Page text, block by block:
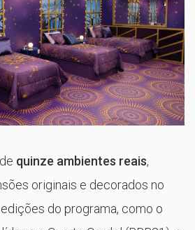
quinze ambientes reais,
originais e decorados no
do programa, como o